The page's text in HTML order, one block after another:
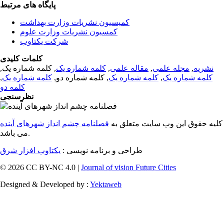
پایگاه های مرتبط
کمیسیون نشریات وزارت بهداشت
کمسیون نشریات وزارت علوم
شرکت یکتاوب
کلمات کلیدی
نشریه, مجله علمی, مقاله علمی, کلمه شماره یک, کلمه شماره یک,
کلمه شماره یک, کلمه شماره یک, کلمه شماره دو, کلمه شماره یک,
کلمه دو
نظرسنجی
کلیه حقوق این وب سایت متعلق به فصلنامه چشم انداز شهرهای آینده
می باشد.
طراحی و برنامه نویسی : یکتاوب افزار شرق
© 2026 CC BY-NC 4.0 | Journal of vision Future Cities
Designed & Developed by : Yektaweb